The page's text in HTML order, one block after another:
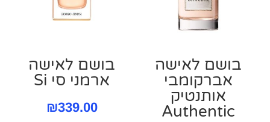
בושם לאישה
אברקומבי
אותנטיק
Authentic
בושם לאישה
ארמני סי Si
₪339.00